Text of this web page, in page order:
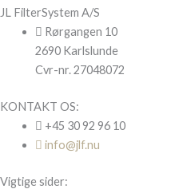
JL FilterSystem A/S
Rørgangen 10
2690 Karlslunde
Cvr-nr. 27048072
KONTAKT OS:
+45 30 92 96 10
info@jlf.nu
Vigtige sider: